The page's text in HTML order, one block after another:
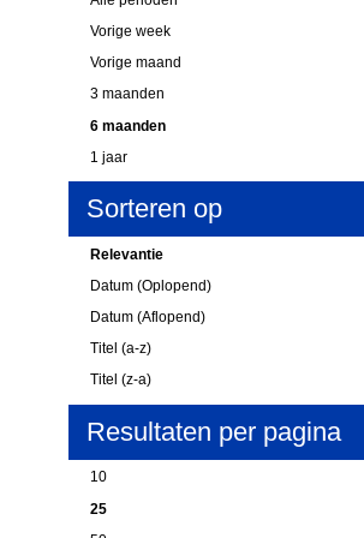
Vorige week
Vorige maand
3 maanden
6 maanden
1 jaar
Sorteren op
Relevantie
Datum (Oplopend)
Datum (Aflopend)
Titel (a-z)
Titel (z-a)
Resultaten per pagina
10
25